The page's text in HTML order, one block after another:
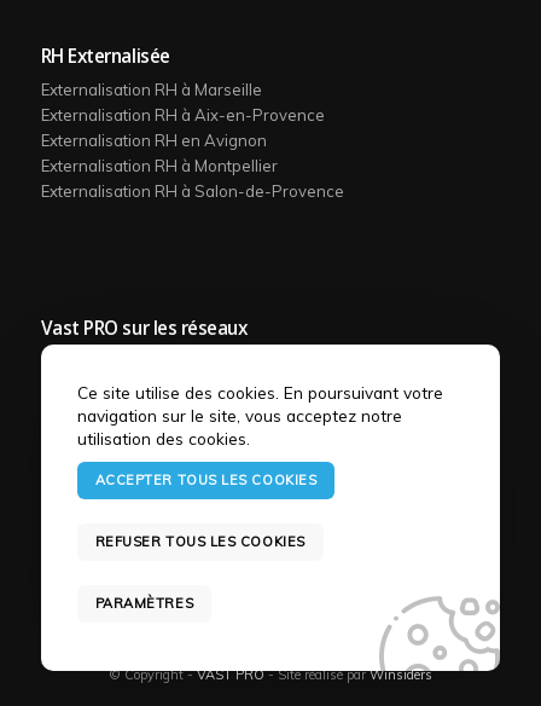
RH Externalisée
Externalisation RH à Marseille
Externalisation RH à Aix-en-Provence
Externalisation RH en Avignon
Externalisation RH à Montpellier
Externalisation RH à Salon-de-Provence
Vast PRO sur les réseaux
© Copyright -VAST PRO- Site réalisé parWinsiders
Ce site utilise des cookies. En poursuivant votre
navigation sur le site, vous acceptez notre
utilisation des cookies.
ACCEPTER TOUS LES COOKIES
REFUSER TOUS LES COOKIES
PARAMÈTRES